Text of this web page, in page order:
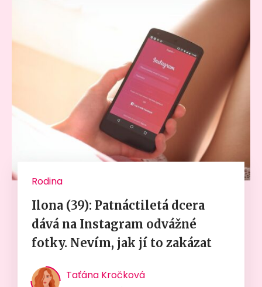
Rodina
Ilona (39): Patnáctiletá dcera
dává na Instagram odvážné
fotky. Nevím, jak jí to zakázat
Taťána Kročková